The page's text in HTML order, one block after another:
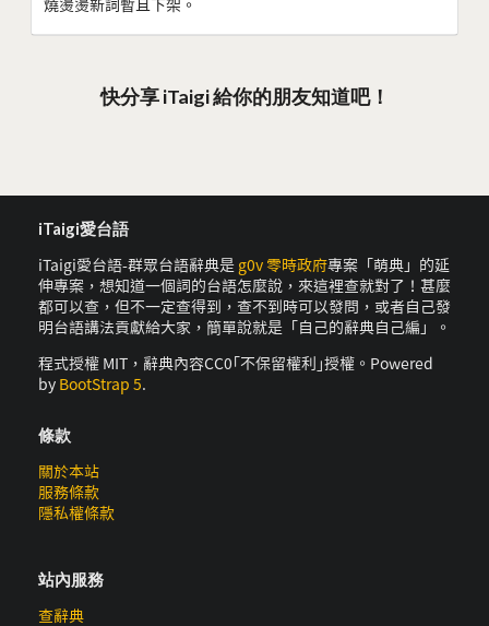
燒燙燙新詞暫且下架。
快分享 iTaigi 給你的朋友知道吧！
iTaigi愛台語
iTaigi愛台語-群眾台語辭典是 g0v 零時政府專案「萌典」的延
伸專案，想知道一個詞的台語怎麼說，來這裡查就對了！甚麼
都可以查，但不一定查得到，查不到時可以發問，或者自己發
明台語講法貢獻給大家，簡單說就是「自己的辭典自己編」。
程式授權 MIT，辭典內容CC0｢不保留權利｣授權。Powered
by BootStrap 5.
條款
關於本站
服務條款
隱私權條款
站內服務
查辭典